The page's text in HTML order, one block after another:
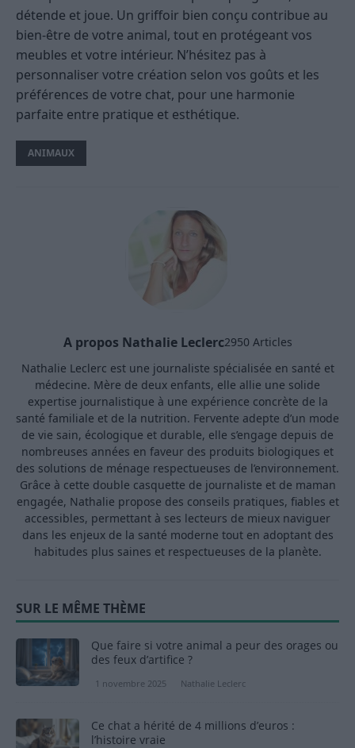
détende et joue. Un griffoir bien conçu contribue au
bien-être de votre animal, tout en protégeant vos
meubles et votre intérieur. N’hésitez pas à
personnaliser votre création selon vos goûts et les
préférences de votre chat, pour une harmonie
parfaite entre pratique et esthétique.
ANIMAUX
A propos Nathalie Leclerc2950 Articles
Nathalie Leclerc est une journaliste spécialisée en santé et
médecine. Mère de deux enfants, elle allie une solide
expertise journalistique à une expérience concrète de la
santé familiale et de la nutrition. Fervente adepte d’un mode
de vie sain, écologique et durable, elle s’engage depuis de
nombreuses années en faveur des produits biologiques et
des solutions de ménage respectueuses de l’environnement.
Grâce à cette double casquette de journaliste et de maman
engagée, Nathalie propose des conseils pratiques, fiables et
accessibles, permettant à ses lecteurs de mieux naviguer
dans les enjeux de la santé moderne tout en adoptant des
habitudes plus saines et respectueuses de la planète.
SUR LE MÊME THÈME
Que faire si votre animal a peur des orages ou
des feux d’artifice ?
1 novembre 2025 Nathalie Leclerc
Ce chat a hérité de 4 millions d’euros :
l’histoire vraie